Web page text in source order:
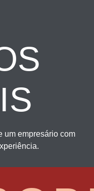
um empresário com